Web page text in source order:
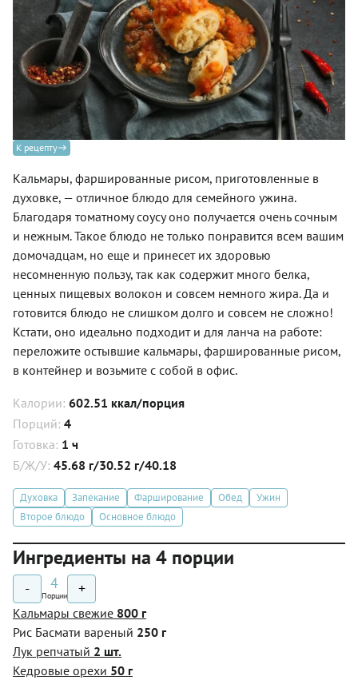
К рецепту
Кальмары, фаршированные рисом, приготовленные в
духовке, — отличное блюдо для семейного ужина.
Благодаря томатному соусу оно получается очень сочным
и нежным. Такое блюдо не только понравится всем вашим
домочадцам, но еще и принесет их здоровью
несомненную пользу, так как содержит много белка,
ценных пищевых волокон и совсем немного жира. Да и
готовится блюдо не слишком долго и совсем не сложно!
Кстати, оно идеально подходит и для ланча на работе:
переложите остывшие кальмары, фаршированные рисом,
в контейнер и возьмите с собой в офис.
Калории: 602.51 ккал/порция
Порций: 4
Готовка: 1 ч
Б/Ж/У: 45.68 г/30.52 г/40.18
Духовка Запекание Фарширование Обед
Ужин
Второе блюдо
Основное блюдо
Ингредиенты на 4 порции
- 4
Порции +
Кальмары свежие 800 г
Рис Басмати вареный 250 г
Лук репчатый 2 шт.
Кедровые орехи 50 г